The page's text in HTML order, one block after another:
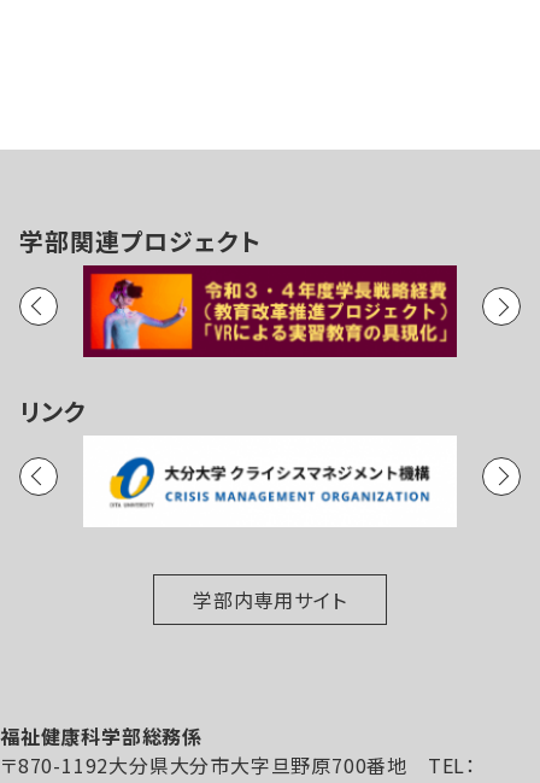
学部関連プロジェクト
リンク
学部内専用サイト
福祉健康科学部総務係
〒870-1192大分県大分市大字旦野原700番地 TEL：